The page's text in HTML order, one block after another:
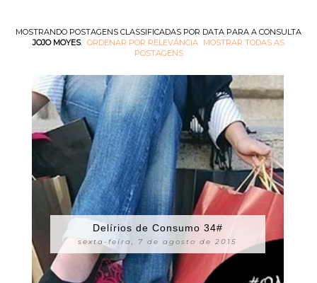
MOSTRANDO POSTAGENS CLASSIFICADAS POR DATA PARA A CONSULTA
JOJO MOYES. ORDENAR POR RELEVÂNCIA MOSTRAR TODAS AS
POSTAGENS
Delírios de Consumo 34#
sexta-feira, 7 de agosto de 2015